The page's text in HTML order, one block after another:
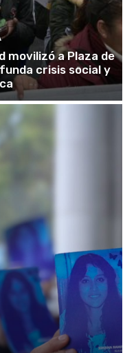
movilizó a Plaza de
crisis social y